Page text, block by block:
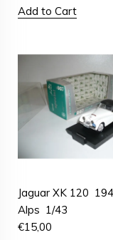
Add to Cart
Jaguar XK 120
Alps 1/43
€15,00